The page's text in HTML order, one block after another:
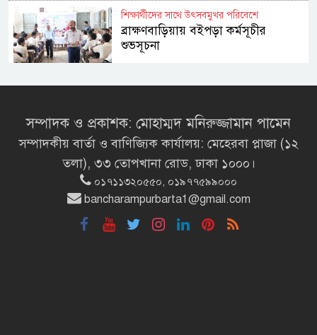
শিক্ষার্থীদের সাথে উৎসবমুখর পরিবেশে
ব্রাক্ষণবাড়িয়ায় বইপড়া কর্মসূচীর
শুভসূচনা
মালয়েশিয়ায় মারামারি করে তিন
৪ বিয়ের পর অন্য নারীর ঘরে জামায়াত
সমর্থক!
প্রধানমন্ত্রীর সঙ্গে সাক্ষাৎ সৌদি আরবের
সম্পাদক ও প্রকাশক: মোহাম্মদ মনিরুজ্জামান পামেন
সম্পাদকীয় বার্তা ও বাণিজ্যিক কার্যালয়: মেহেরবা প্লাজা (১২
তলা), ৩৩ তোপখানা রোড, ঢাকা ১০০০।
০১৭১১৩২০৫৫০, ০১৯৭৭৫৯৯০০০
bancharampurbarta1@gmail.com